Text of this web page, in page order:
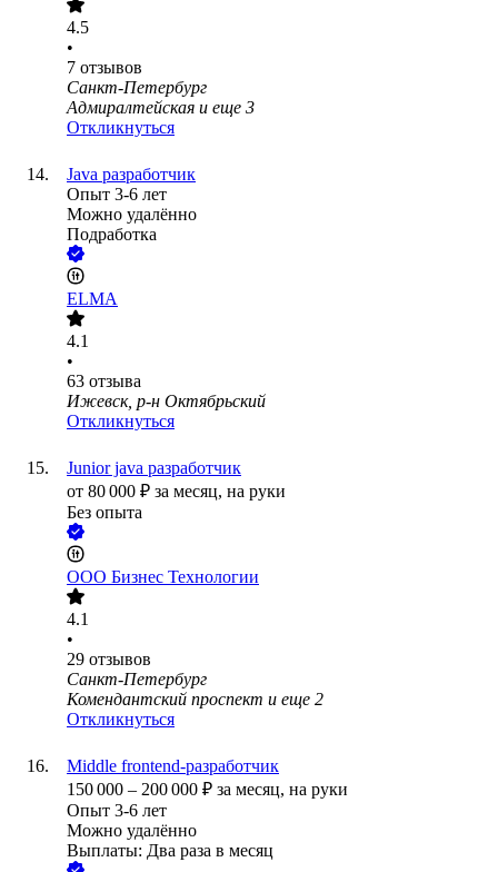
4.5
•
7 отзывов
Санкт-Петербург
Адмиралтейская и еще 3
Откликнуться
Java разработчик
Опыт 3-6 лет
Можно удалённо
Подработка
ELMA
4.1
•
63 отзыва
Ижевск, р-н Октябрьский
Откликнуться
Junior java разработчик
от 80 000 ₽ за месяц, на руки
Без опыта
ООО Бизнес Технологии
4.1
•
29 отзывов
Санкт-Петербург
Комендантский проспект и еще 2
Откликнуться
Middle frontend-разработчик
150 000 – 200 000 ₽ за месяц, на руки
Опыт 3-6 лет
Можно удалённо
Выплаты: Два раза в месяц